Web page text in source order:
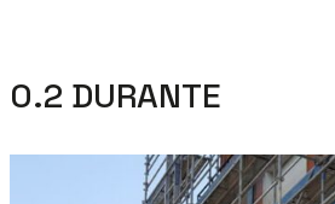
0.2 DURANTE